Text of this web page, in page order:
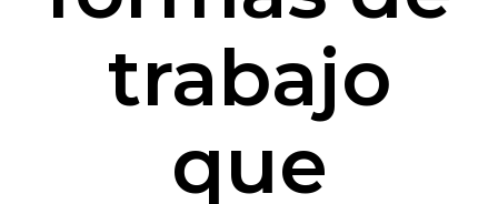
trabajo
que